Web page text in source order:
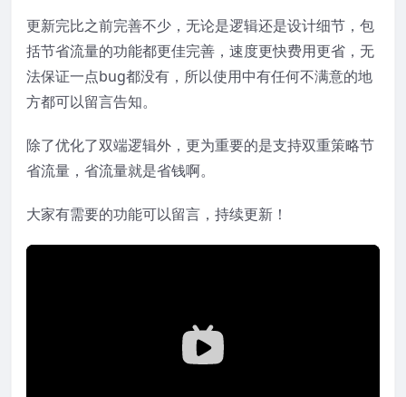
更新完比之前完善不少，无论是逻辑还是设计细节，包
括节省流量的功能都更佳完善，速度更快费用更省，无
法保证一点bug都没有，所以使用中有任何不满意的地
方都可以留言告知。
除了优化了双端逻辑外，更为重要的是支持双重策略节
省流量，省流量就是省钱啊。
大家有需要的功能可以留言，持续更新！